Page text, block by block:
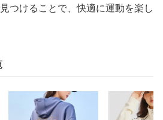
つけることで、快適に運動を楽し